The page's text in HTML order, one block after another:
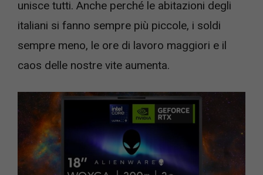
unisce tutti. Anche perché le abitazioni degli
italiani si fanno sempre più piccole, i soldi
sempre meno, le ore di lavoro maggiori e il
caos delle nostre vite aumenta.